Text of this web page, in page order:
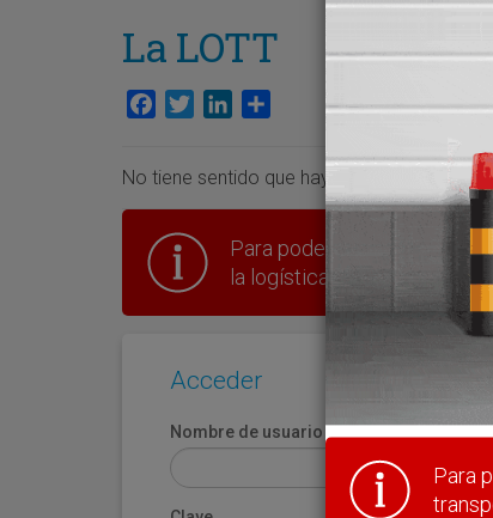
La LOTT
Facebook
TwitterLinkedInCompartir
No tiene sentido que haya que acudir a
Para poder seguir leyendo
la logística en España.
Acceder
Nombre de usuario
Para